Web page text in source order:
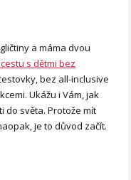
a máma dvou
s dětmi bez
bez all-inclusive
Ukážu i Vám, jak
do světa. Protože mít
je to důvod začít.